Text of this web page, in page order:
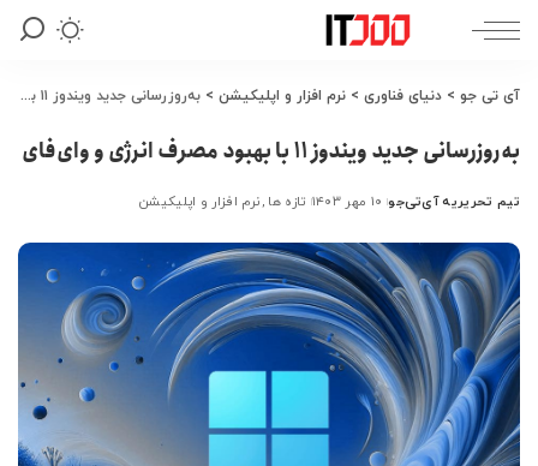
آی تی جو > دنیای فناوری > نرم افزار و اپلیکیشن > به‌روزرسانی جدید ویندوز ۱۱ با بهبود مصرف انرژی و وای‌فای
به‌روزرسانی جدید ویندوز ۱۱ با بهبود مصرف انرژی و وای‌فای
ارسال
توسط
تیم تحریریه آی‌تی‌جو ۱۰ مهر ۱۴۰۳ تازه ها نرم افزار و اپلیکیشن